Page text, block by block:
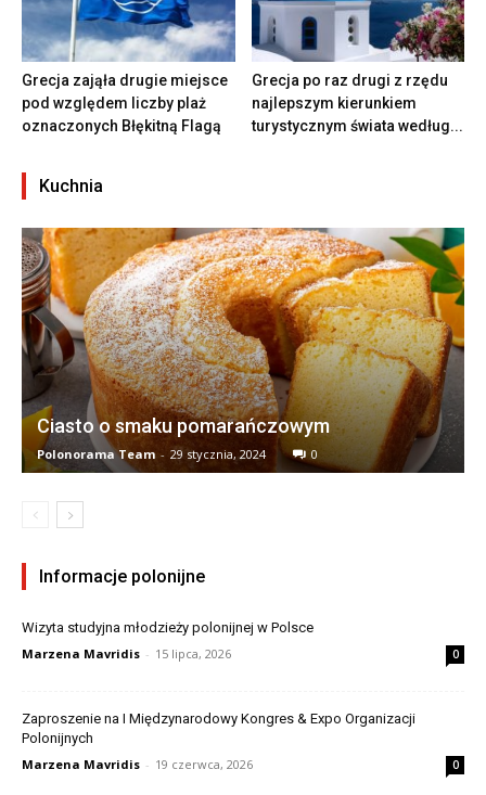
Grecja zająła drugie miejsce
pod względem liczby plaż
oznaczonych Błękitną Flagą
Grecja po raz drugi z rzędu
najlepszym kierunkiem
turystycznym świata według...
Kuchnia
Ciasto o smaku pomarańczowym
Polonorama Team - 29 stycznia, 2024 0
Informacje polonijne
Wizyta studyjna młodzieży polonijnej w Polsce
Marzena Mavridis - 15 lipca, 2026 0
Zaproszenie na I Międzynarodowy Kongres & Expo Organizacji
Polonijnych
Marzena Mavridis - 19 czerwca, 2026 0